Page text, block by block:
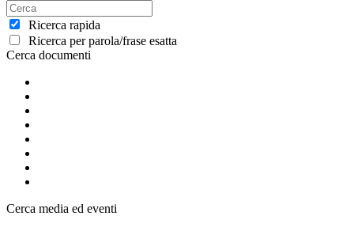
Ricerca rapida
Ricerca per parola/frase esatta
Cerca documenti
Cerca media ed eventi